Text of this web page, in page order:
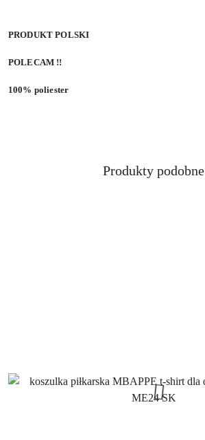
PRODUKT POLSKI
POLECAM !!
100% poliester
Pomiń karuzelę produktów
Produkty
Produkty podobne